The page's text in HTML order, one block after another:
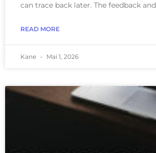
can trace back later. The feedback and
READ MORE
Kane Mai 1, 2026